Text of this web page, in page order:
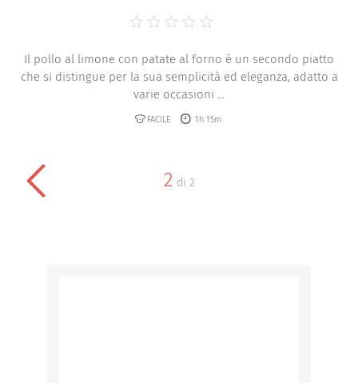
Il pollo al limone con patate al forno è un secondo piatto
che si distingue per la sua semplicità ed eleganza, adatto a
varie occasioni ...
FACILE 1h 15m
2 di 2